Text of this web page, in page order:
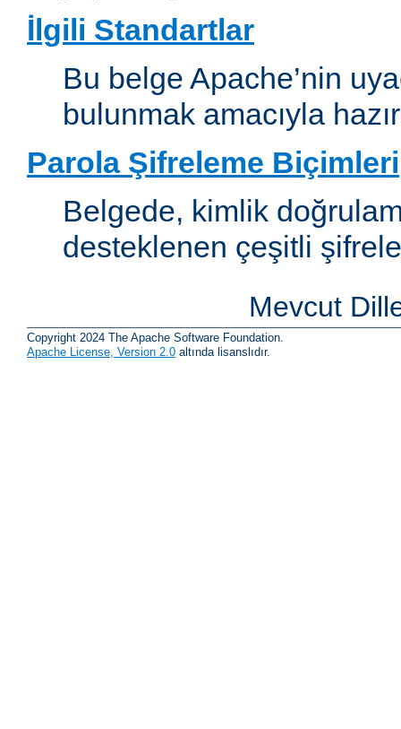
İlgili Standartlar
Bu belge Apache’nin
bulunmak amacıyla
Parola Şifreleme Biçimleri
Belgede, kimlik
desteklenen çeşitli
Mevcut
Copyright 2024 The Apache Software Foundation.
Apache License, Version 2.0 altında lisanslıdır.